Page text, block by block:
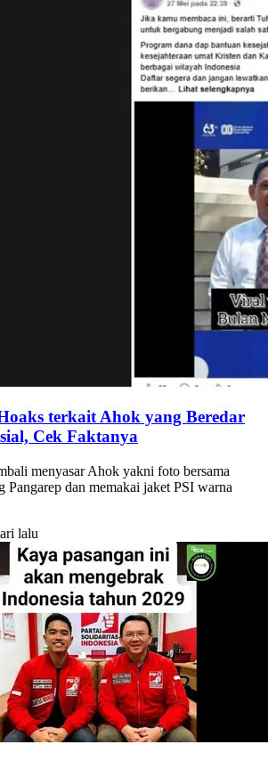
terkait Ahok yang Beredar
Cek Faktanya
menyasar Ahok yakni foto bersama
Pangarep dan memakai jaket PSI warna
lalu